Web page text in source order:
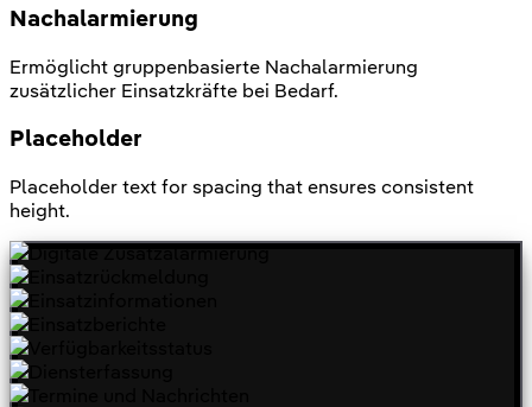
Nachalarmierung
Ermöglicht gruppenbasierte Nachalarmierung
zusätzlicher Einsatzkräfte bei Bedarf.
Placeholder
Placeholder text for spacing that ensures consistent
height.